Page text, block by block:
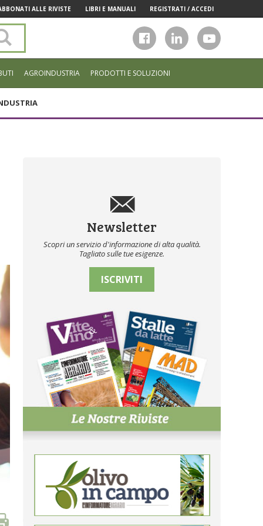
ALLE RIVISTE LIBRI E MANUALI REGISTRATI / ACCEDI
sito
AGROINDUSTRIA PRODOTTI E SOLUZIONI
Newsletter
Scopri un servizio d'informazione di alta qualità.
Tagliato sulle tue esigenze.
ISCRIVITI